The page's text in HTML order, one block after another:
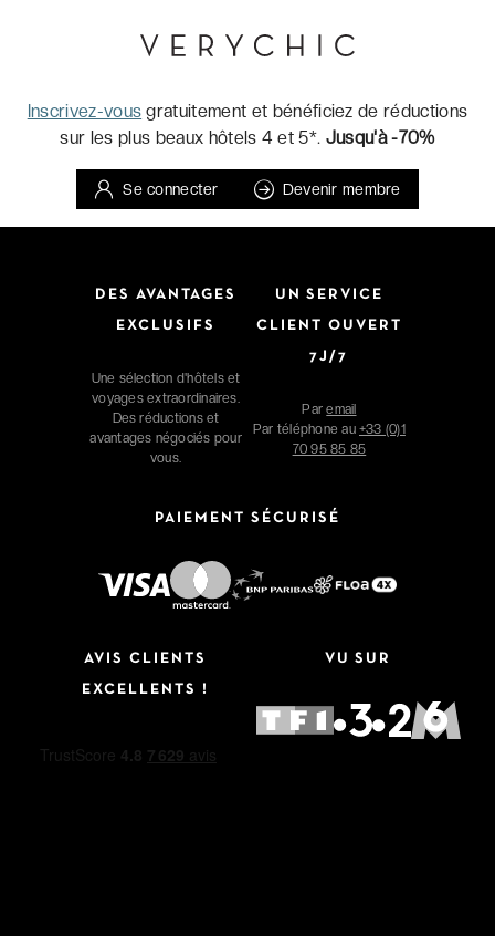
Inscrivez-vous gratuitement et bénéficiez de réductions
sur les plus beaux hôtels 4 et 5*. Jusqu'à -70%
Se connecter Devenir membre
DES AVANTAGES
EXCLUSIFS
Une sélection d'hôtels et
voyages extraordinaires.
Des réductions et
avantages négociés pour
vous.
UN SERVICE
CLIENT OUVERT
7J/7
Paremail
Par téléphone au +33 (0)1
70 95 85 85
PAIEMENT SÉCURISÉ
AVIS CLIENTS
EXCELLENTS !
VU SUR